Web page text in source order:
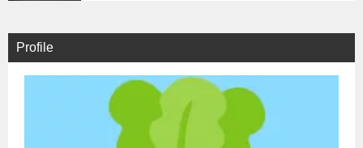
Profile